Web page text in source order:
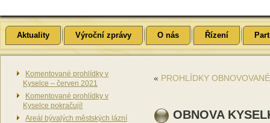
Aktuality Výroční zprávy O nás Řízení
Komentované prohlídky v
Kyselce – červen 2021
Komentované prohlídky v
Kyselce pokračují!
Areál bývalých městských lázní
« PROHLÍDKY
OBNOVA